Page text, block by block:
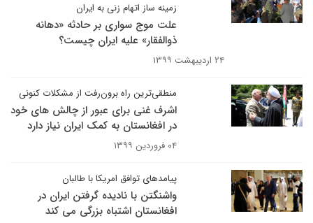
زمینه ساز اتهام زنی به ایران
علت موج سواری بر حادثه «دهانه
ذوالفقار» علیه ایران چیست؟
۲۴ اردیبهشت ۱۳۹۹
منطقی‌ترین راه برون‌رفت از مشکلات کنونی
اشرف غنی برای عبور از چالش های خود
در افغانستان به کمک ایران نیاز دارد
۰۴ فروردین ۱۳۹۹
پیامدهای توافق امریکا با طالبان
واشنگتن با نادیده گرفتن ایران در
افغانستان اشتباه بزرگی می کند